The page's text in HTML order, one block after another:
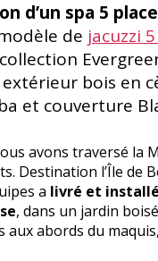
d’un spa 5
de jacuzzi
bois en
et couverture
avons traversé la
Destination l’Île de
a livré et
, dans un jardin
aux abords du